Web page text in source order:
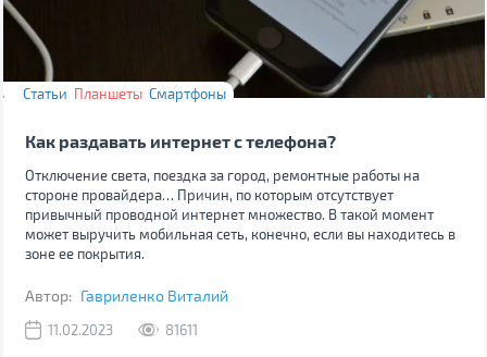
Статьи Планшеты Смартфоны
Как раздавать интернет с телефона?
Отключение света, поездка за город, ремонтные работы на
стороне провайдера… Причин, по которым отсутствует
привычный проводной интернет множество. В такой момент
может выручить мобильная сеть, конечно, если вы находитесь в
зоне ее покрытия.
Автор: Гавриленко Виталий
11.02.2023 81611